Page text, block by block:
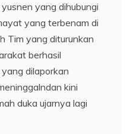
yang dihubungi
yang terbenam di
Tim yang diturunkan
berhasil
dilaporkan
kini
duka ujarnya lagi